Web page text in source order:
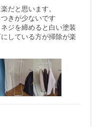
だと思います。
きが少ないです
ジを締めると白い塗装
している方が掃除が楽